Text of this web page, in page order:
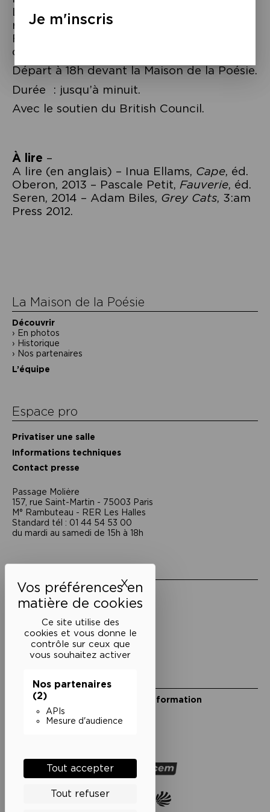
Ce site utilise des
cookies et vous donne le
contrôle sur ceux que
vous souhaitez activer
Nos partenaires
(2)
APIs
Mesure d'audience
Tout accepter
Tout refuser
XMasquer le bandeau des
Le public la connaît notamment pour ses
rôles dans « The Queen » de Stephen
Frears (2006) et dans « The Other Man »
de Richard Eyre (2008).
Départ à 18h devant la Maison de la Poésie.
Durée : jusqu’à minuit.
Avec le soutien du British Council.
À lire –
A lire (en anglais) – Inua Ellams, Cape, éd.
Oberon, 2013 – Pascale Petit, Fauverie, éd.
Seren, 2014 – Adam Biles, Grey Cats, 3:am
Press 2012.
La Maison de la Poésie
Découvrir
En photos
Historique
Nos partenaires
L’équipe
Espace pro
Privatiser une salle
Informations techniques
Contact presse
Passage Moliėre
157, rue Saint-Martin - 75003 Paris
M° Rambuteau - RER Les Halles
Standard tél : 01 44 54 53 00
du mardi au samedi de 15h à 18h
Mentions légales
Politique de confidentialité
Conditions générales de vente
Cookies
Restons en lien
Inscrivez-vous à notre lettre d’information
Suivez-nous sur les réseaux
Je m'inscris